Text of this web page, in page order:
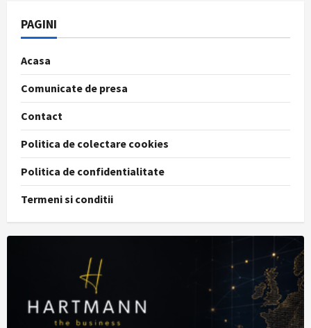
PAGINI
Acasa
Comunicate de presa
Contact
Politica de colectare cookies
Politica de confidentialitate
Termeni si conditii